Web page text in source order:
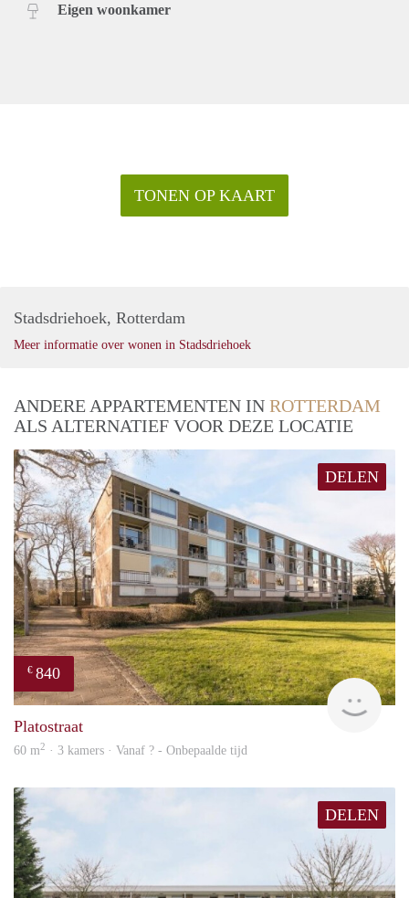
Eigen woonkamer
TONEN OP KAART
Stadsdriehoek, Rotterdam
Meer informatie over wonen in Stadsdriehoek
ANDERE APPARTEMENTEN IN ROTTERDAM
ALS ALTERNATIEF VOOR DEZE LOCATIE
DELEN
€ 840
Platostraat
60 m2 · 3 kamers · Vanaf ? - Onbepaalde tijd
DELEN